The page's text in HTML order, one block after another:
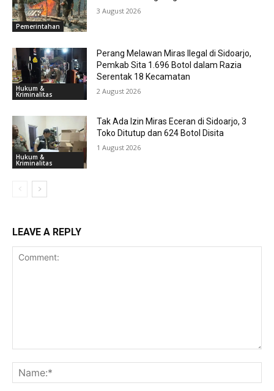
Pemerintahan
3 August 2026
Hukum &
Kriminalitas
Perang Melawan Miras Ilegal di Sidoarjo,
Pemkab Sita 1.696 Botol dalam Razia
Serentak 18 Kecamatan
2 August 2026
Hukum &
Kriminalitas
Tak Ada Izin Miras Eceran di Sidoarjo, 3
Toko Ditutup dan 624 Botol Disita
1 August 2026
LEAVE A REPLY